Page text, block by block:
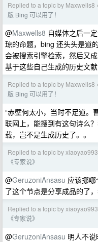
Replied to a topic by Maxwells8 ›
版 Bing 可以用了！
@Maxwells8 自媒体之后一
琼的命题，bing 还头头是道
会被搜索引擎检索，然后又
基于这些自己生成的历史文
Replied to a topic by Maxwells8 ›
版 Bing 可以用了！
“赤壁何太小，当时不足道。
联网上，能搜到有这句诗么
载，岂不是生成历史了。。
Replied to a topic by
《专家说》
@GeruzoniAnsasu 应该挪
了这个节点是分享成品的了
Replied to a topic by
《专家说》
@GeruzoniAnsasu 明人不